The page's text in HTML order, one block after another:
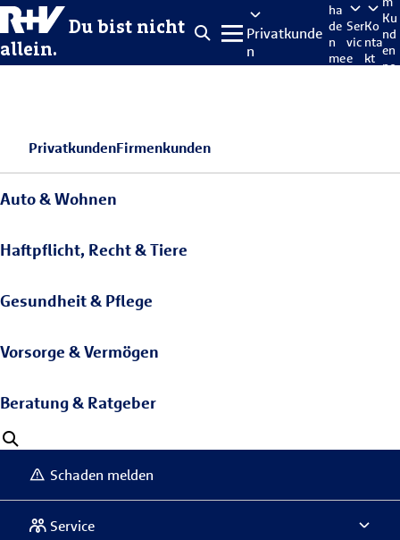
Du bist nicht
allein.
Privatkunde
n
ha
de
n
me
Ser
vic
e
Ko
nta
kt
Ku
nd
en
po
PrivatkundenFirmenkunden
Auto & Wohnen
Haftpflicht, Recht & Tiere
Gesundheit & Pflege
Vorsorge & Vermögen
Beratung & Ratgeber
Schaden melden
Service